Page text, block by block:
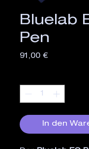
Bluelab
Pen
91,00 €Preis
In den